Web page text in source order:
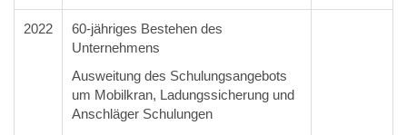
2022
60-jähriges Bestehen des
Unternehmens
Ausweitung des Schulungsangebots
um Mobilkran, Ladungssicherung und
Anschläger Schulungen